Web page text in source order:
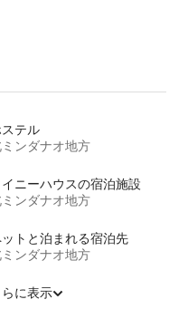
テル
ンダナオ地方
イニーハウスの宿泊施設
ンダナオ地方
トと泊まれる宿泊先
ンダナオ地方
に表示